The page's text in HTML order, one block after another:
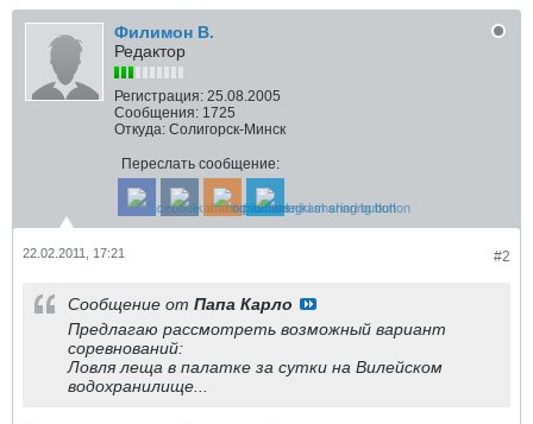
Филимон В.
Редактор
Регистрация: 25.08.2005
Сообщения: 1725
Откуда: Солигорск-Минск
Переслать сообщение:
#2
22.02.2011, 17:21
Сообщение от Папа Карло
Предлагаю рассмотреть возможный вариант
соревнований:
Ловля леща в палатке за сутки на Вилейском
водохранилище...